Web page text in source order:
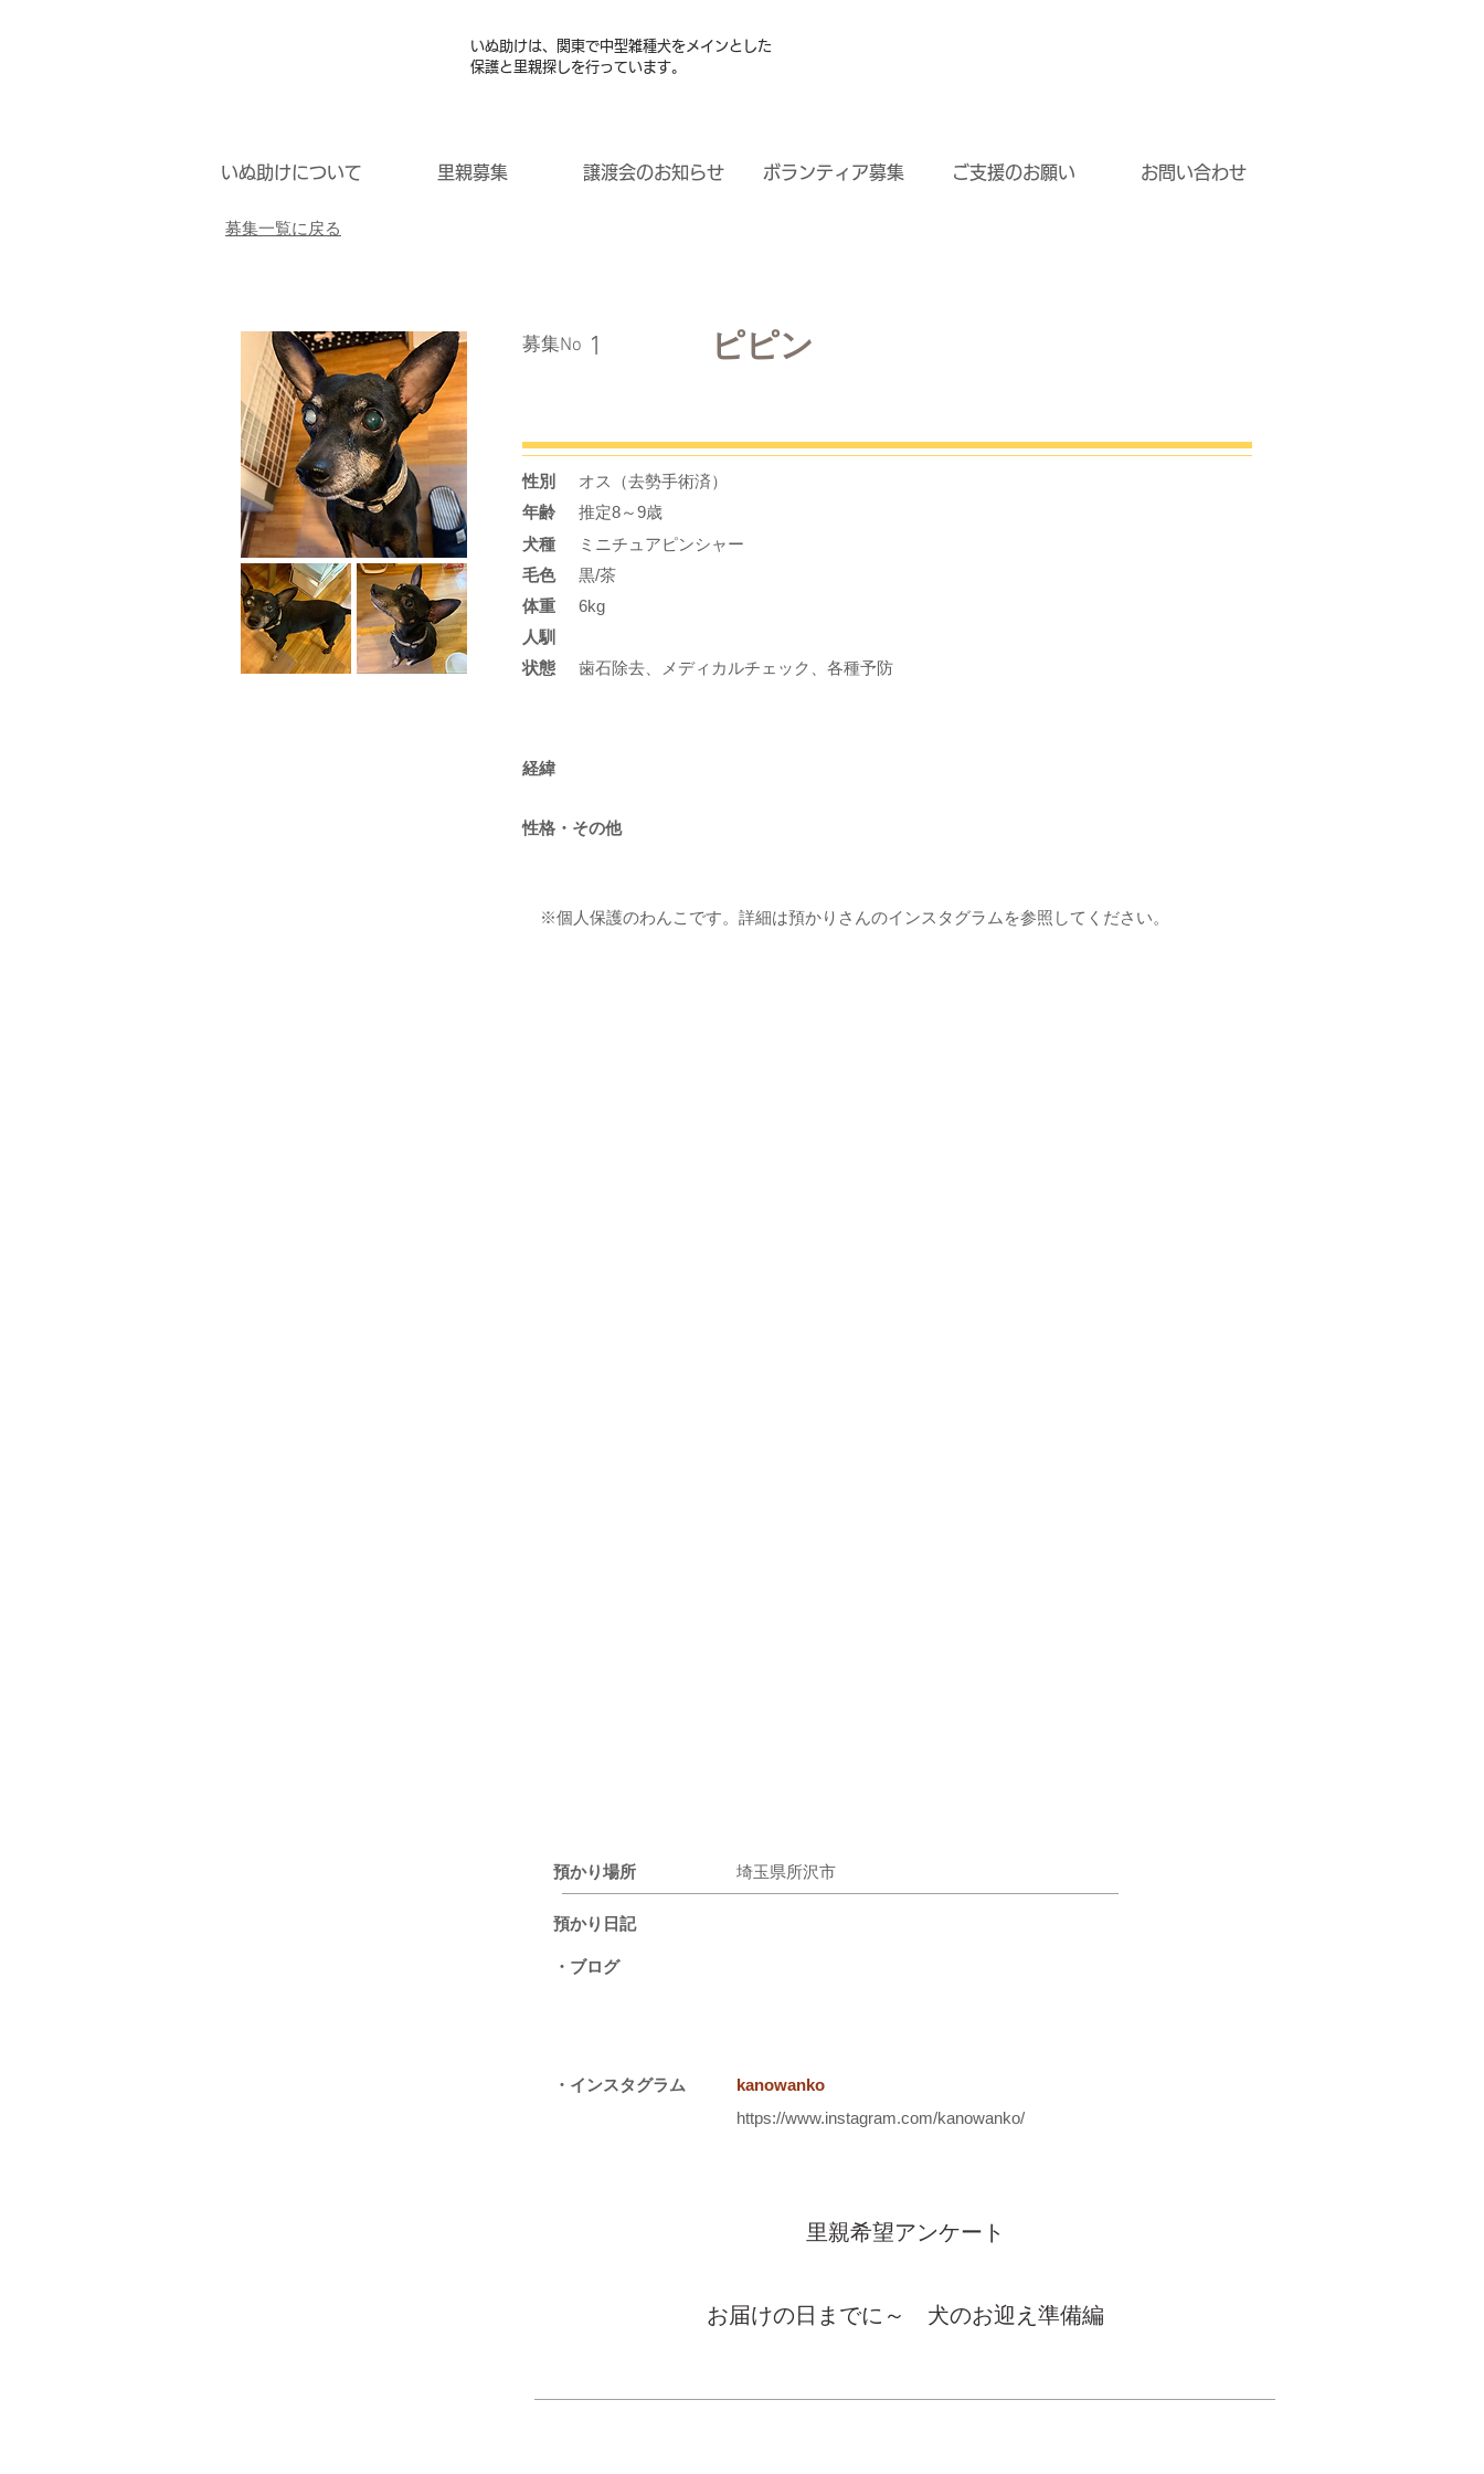
いぬ助けは、関東で中型雑種犬をメインとした
保護と里親探しを行っています。
いぬ助けについて 里親募集 譲渡会のお知らせ ボランティア募集 ご支援のお願い お問い合わせ
募集一覧に戻る
​募集No 1 ピピン
性別
オス（去勢手術済）
年齢
推定8～9歳
ミニチュアピンシャー
​犬種
​毛色
黒/茶
体重
6kg
人馴
状態
歯石除去、メディカルチェック、各種予防
​経緯
性格・その他
※個人保護のわんこです。詳細は預かりさんのインスタグラムを参照してください。
預かり場所 埼玉県所沢市
預かり日記
・ブログ
・インスタグラム
kanowanko
https://www.instagram.com/kanowanko/
里親希望アンケート
お届けの日までに～ 犬のお迎え準備編